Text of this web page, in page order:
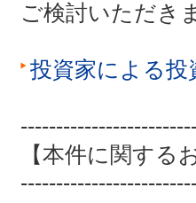
ご検討いただき
投資家による
【本件に関する